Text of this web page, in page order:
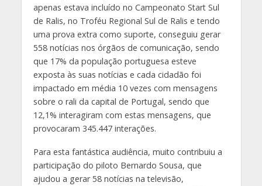
apenas estava incluído no Campeonato Start Sul
de Ralis, no Troféu Regional Sul de Ralis e tendo
uma prova extra como suporte, conseguiu gerar
558 notícias nos órgãos de comunicação, sendo
que 17% da população portuguesa esteve
exposta às suas notícias e cada cidadão foi
impactado em média 10 vezes com mensagens
sobre o rali da capital de Portugal, sendo que
12,1% interagiram com estas mensagens, que
provocaram 345.447 interações.
Para esta fantástica audiência, muito contribuiu a
participação do piloto Bernardo Sousa, que
ajudou a gerar 58 notícias na televisão,